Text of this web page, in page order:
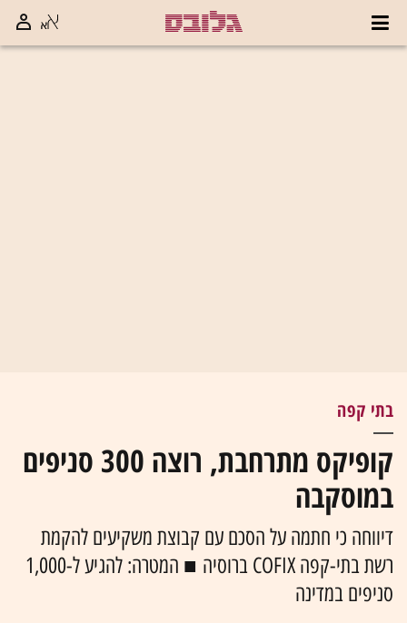
בתי קפה
קופיקס מתרחבת, רוצה 300 סניפים
במוסקבה
דיווחה כי חתמה על הסכם עם קבוצת משקיעים להקמת
רשת בתי-קפה COFIX ברוסיה ■ המטרה: להגיע ל-1,000
סניפים במדינה